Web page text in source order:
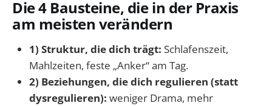
Die 4 Bausteine, die in der Praxis
am meisten verändern
1) Struktur, die dich trägt: Schlafenszeit,
Mahlzeiten, feste „Anker“ am Tag.
2) Beziehungen, die dich regulieren (statt
dysregulieren): weniger Drama, mehr